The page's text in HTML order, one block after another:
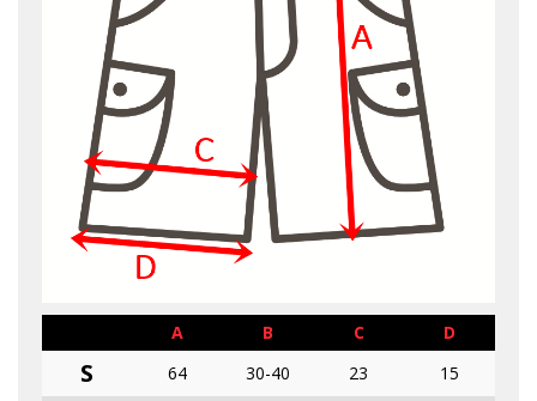
A B C D
S 64 30-40 23 15